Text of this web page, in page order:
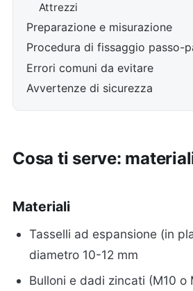
Attrezzi
Preparazione e misurazione
Procedura di fissaggio passo-
Errori comuni da evitare
Avvertenze di sicurezza
Cosa ti serve:
Materiali
Tasselli ad espansione (in
diametro 10-12 mm
Bulloni e dadi zincati (M10 o